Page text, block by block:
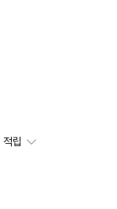
적립